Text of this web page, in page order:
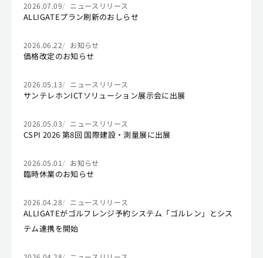
2026.07.09 ニュースリリース
ALLIGATEプラン刷新のおしらせ
2026.06.22 お知らせ
価格改定のお知らせ
2026.05.13 ニュースリリース
サンテレホンICTソリューション展示会に出展
2026.05.03 ニュースリリース
CSPI 2026 第8回 国際建設・測量展に出展
2026.05.01 お知らせ
臨時休業のお知らせ
2026.04.28 ニュースリリース
ALLIGATEがゴルフレンジ予約システム「ゴルレン」とシス
テム連携を開始